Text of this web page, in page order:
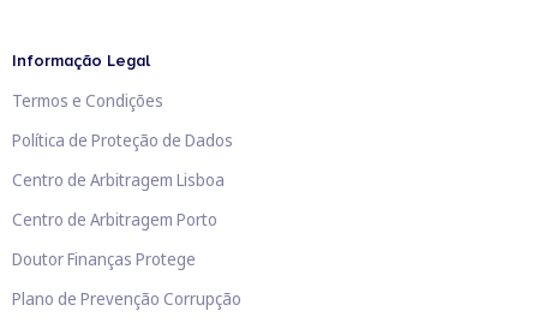
Informação Legal
Termos e Condições
Política de Proteção de Dados
Centro de Arbitragem Lisboa
Centro de Arbitragem Porto
Doutor Finanças Protege
Plano de Prevenção Corrupção